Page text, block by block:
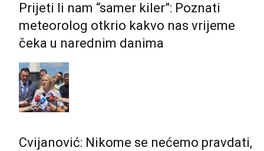
Prijeti li nam “samer kiler”: Poznati
meteorolog otkrio kakvo nas vrijeme
čeka u narednim danima
Cvijanović: Nikome se nećemo pravdati,